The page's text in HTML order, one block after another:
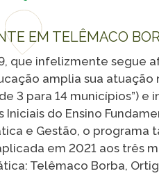
EM TELÊMACO
que infelizmente segue
amplia sua
3 para 14 municípios”) e
do Ensino
e Gestão, o programa
em 2021 aos três
Telêmaco Borba,